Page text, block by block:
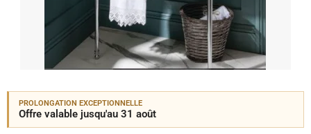
PROLONGATION EXCEPTIONNELLE
Offre valable jusqu'au 31 août